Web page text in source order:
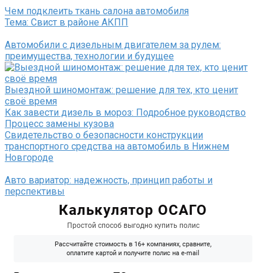
Чем подклеить ткань салона автомобиля
Тема: Свист в районе АКПП
Автомобили с дизельным двигателем за рулем:
преимущества, технологии и будущее
Выездной шиномонтаж: решение для тех, кто ценит
своё время
Как завести дизель в мороз: Подробное руководство
Процесс замены кузова
Свидетельство о безопасности конструкции
транспортного средства на автомобиль в Нижнем
Новгороде
Авто вариатор: надежность, принцип работы и
перспективы